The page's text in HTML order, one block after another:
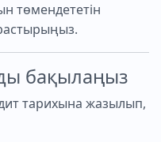
төмендететін
бақылаңыз
тарихына жазылып,